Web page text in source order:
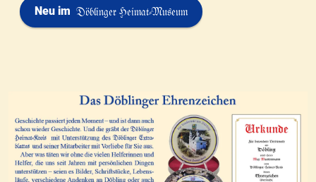
Neu im Döblinger Heimat-Museum